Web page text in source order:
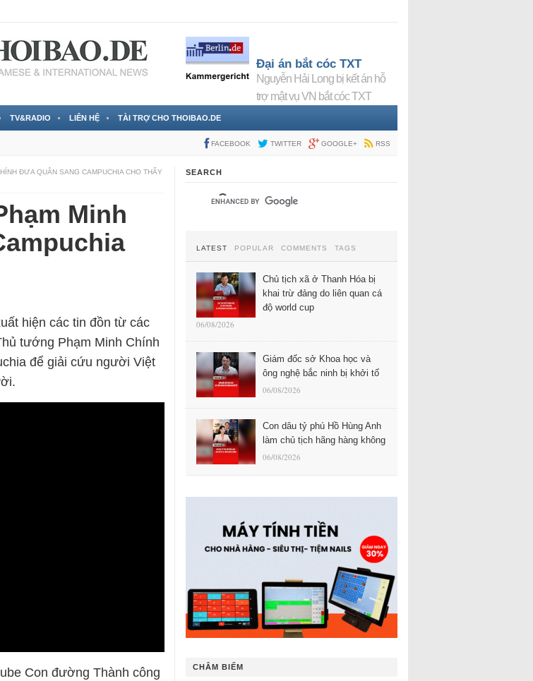
Đại án bắt cóc TXT
Nguyễn Hải Long bị kết án hỗ
trợ mật vụ VN bắt cóc TXT
TV&RADIO LIÊN HỆ TÀI TRỢ CHO THOIBAO.DE
FACEBOOK TWITTER GOOGLE+ RSS
ĐƯA QUÂN SANG CAMPUCHIA CHO THẤY
Minh
hiện các tin đồn từ các
tướng Phạm Minh Chính
để giải cứu người Việt
Con đường Thành công
SEARCH
LATEST POPULAR COMMENTS TAGS
Chủ tịch xã ở Thanh Hóa bị
khai trừ đảng do liên quan cá
độ world cup
06/08/2026
Giám đốc sở Khoa học và
ông nghệ bắc ninh bị khởi tố
06/08/2026
Con dâu tỷ phú Hồ Hùng Anh
làm chủ tịch hãng hàng không
06/08/2026
CHÂM BIẾM